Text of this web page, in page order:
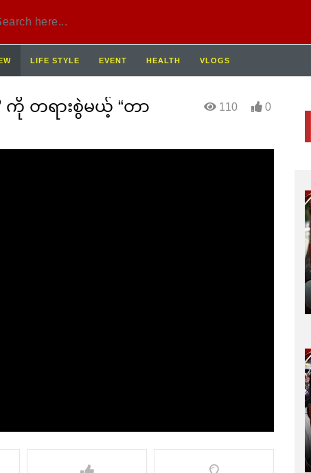
LIFE STYLE EVENT HEALTH VLOGS
ကို တရားစွဲမယ့် “တာ
110 0